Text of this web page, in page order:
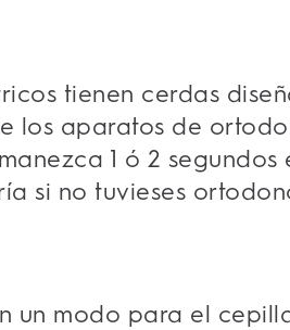
tienen cerdas
los aparatos de
1 ó 2 segundos
si no tuvieses
un modo para el